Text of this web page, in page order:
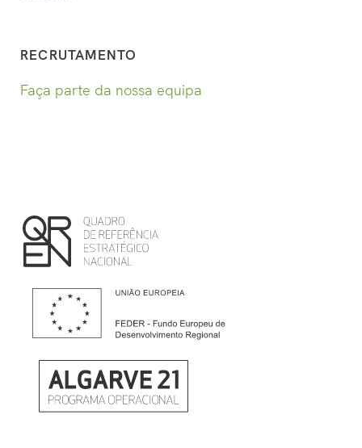
RECRUTAMENTO
Faça parte da nossa equipa